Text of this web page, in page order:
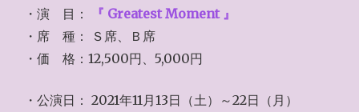
・演 目：
『 Greatest Moment 』
・席 種： Ｓ席、Ｂ席
・価 格：12,500円、5,000円
・公演日： 2021年11月13日（土）～22日（月）